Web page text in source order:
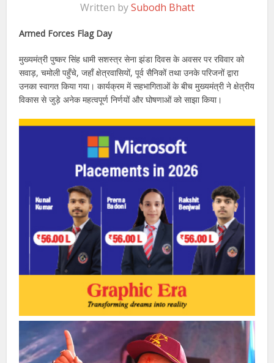
Written bySubodh Bhatt
Armed Forces Flag Day
मुख्यमंत्री पुष्कर सिंह धामी सशस्त्र सेना झंडा दिवस के अवसर पर रविवार को
सवाड़, चमोली पहुँचे, जहाँ क्षेत्रवासियों, पूर्व सैनिकों तथा उनके परिजनों द्वारा
उनका स्वागत किया गया। कार्यक्रम में सहभागिताओं के बीच मुख्यमंत्री ने क्षेत्रीय
विकास से जुड़े अनेक महत्वपूर्ण निर्णयों और घोषणाओं को साझा किया।